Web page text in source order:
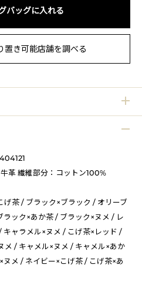
バッグに入れる
置き可能店舗を調べる
革 繊維部分：コットン100%
げ茶 / ブラック×ブラック / オリーブ
ラック×あか茶 / ブラック×ヌメ / レ
キャラメル×ヌメ / こげ茶×レッド /
メ / キャメル×ヌメ / キャメル×あか
ヌメ / ネイビー×こげ茶 / こげ茶×あ